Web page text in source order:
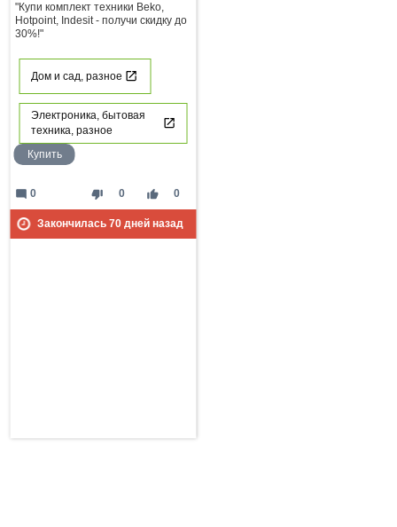
"Купи комплект техники Beko,
Hotpoint, Indesit - получи скидку до
30%!"
Дом и сад, разное
Электроника, бытовая
техника, разное
Купить
thumb_down 0 thumb_up 0
mode_comment 0
Закончилась 70дней назад